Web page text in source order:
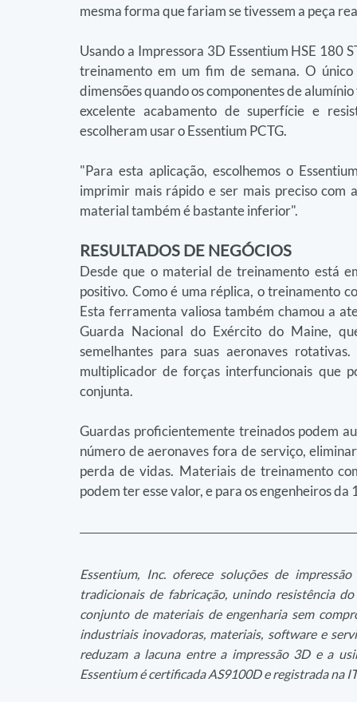
mesma forma que fariam se tivessem a peça
Usando a Impressora 3D Essentium HSE 180
treinamento em um fim de semana. O
dimensões quando os componentes de
excelente acabamento de superfície e
escolheram usar o Essentium PCTG.
"Para esta aplicação, escolhemos o
imprimir mais rápido e ser mais preciso com
material também é bastante inferior".
RESULTADOS DE NEGÓCIOS
Desde que o material de treinamento está
positivo. Como é uma réplica, o treinamento
Esta ferramenta valiosa também chamou a
Guarda Nacional do Exército do Maine,
semelhantes para suas aeronaves
multiplicador de forças interfuncionais que
conjunta.
Guardas proficientemente treinados podem
número de aeronaves fora de serviço,
perda de vidas. Materiais de treinamento
podem ter esse valor, e para os engenheiros da
Essentium, Inc. oferece soluções de
tradicionais de fabricação, unindo resistência
conjunto de materiais de engenharia sem
industriais inovadoras, materiais, software e
reduzam a lacuna entre a impressão 3D e a
Essentium é certificada AS9100D e registrada na